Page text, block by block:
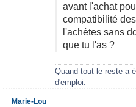
avant l'achat
compatibilité
l'achètes sans
que tu l'as ?
Quand tout le reste a
d'emploi.
Marie-Lou